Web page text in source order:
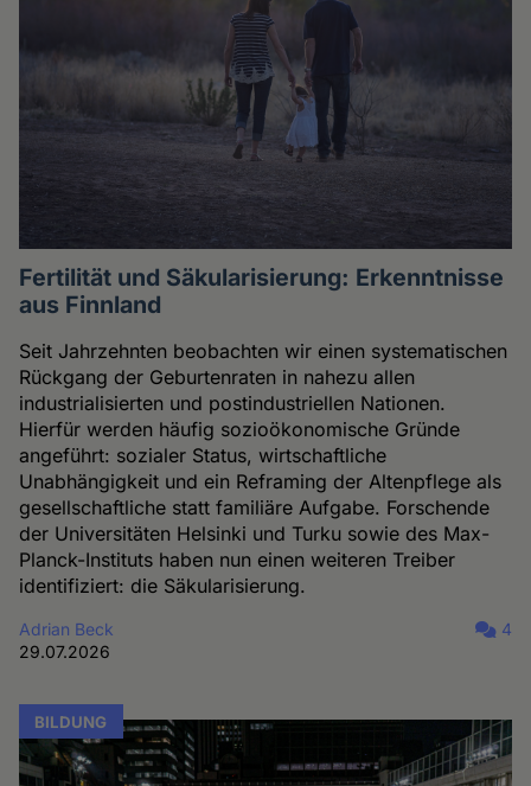
Fertilität und Säkularisierung: Erkenntnisse
aus Finnland
Seit Jahrzehnten beobachten wir einen systematischen
Rückgang der Geburtenraten in nahezu allen
industrialisierten und postindustriellen Nationen.
Hierfür werden häufig sozioökonomische Gründe
angeführt: sozialer Status, wirtschaftliche
Unabhängigkeit und ein Reframing der Altenpflege als
gesellschaftliche statt familiäre Aufgabe. Forschende
der Universitäten Helsinki und Turku sowie des Max-
Planck-Instituts haben nun einen weiteren Treiber
identifiziert: die Säkularisierung.
Adrian Beck
29.07.2026
4
BILDUNG